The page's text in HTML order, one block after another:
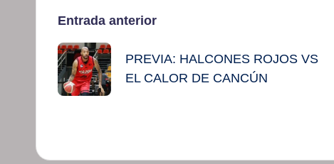
Navegación
de
entradas
Entrada anterior
PREVIA: HALCONES ROJOS VS
EL CALOR DE CANCÚN